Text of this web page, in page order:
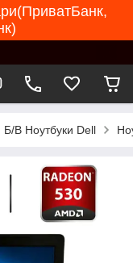
Б/В Ноутбуки Dell